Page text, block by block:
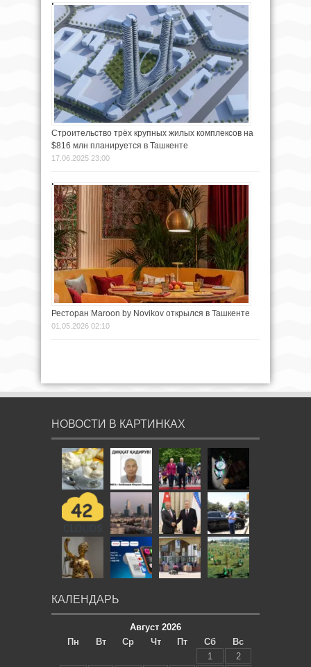
Строительство трёх крупных жилых комплексов на
$816 млн планируется в Ташкенте
17.06.2025 23:00
Ресторан Maroon by Novikov открылся в Ташкенте
01.05.2026 02:10
НОВОСТИ В КАРТИНКАХ
КАЛЕНДАРЬ
Август 2026
Пн
Вт Ср Чт Пт Сб
Вс
1
2